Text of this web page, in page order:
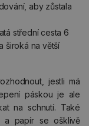
aby zůstala
střední cesta 6
široká na větší
jestli má
páskou je ale
na schnutí. Také
a papír se ošklivě